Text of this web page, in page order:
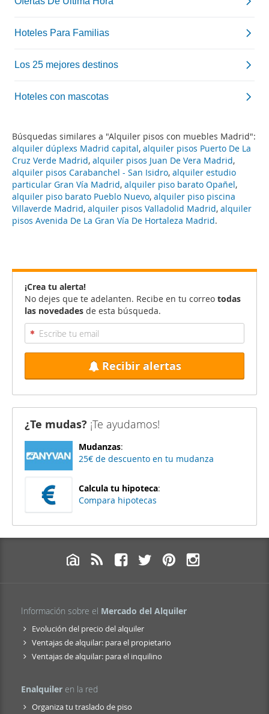
Búsquedas similares a "Alquiler pisos con muebles Madrid":
alquiler dúplexs Madrid capital, alquiler pisos Puerto De La
Cruz Verde Madrid, alquiler pisos Juan De Vera Madrid,
alquiler pisos Carabanchel - San Isidro, alquiler estudio
particular Gran Vía Madrid, alquiler piso barato Opañel,
alquiler piso barato Pueblo Nuevo, alquiler piso piscina
Villaverde Madrid, alquiler pisos Valladolid Madrid, alquiler
pisos Avenida De La Gran Vía De Hortaleza Madrid.
¡Crea tu alerta!
No dejes que te adelanten. Recibe en tu correo todas
las novedades de esta búsqueda.
Recibir alertas
¿Te mudas? ¡Te ayudamos!
Mudanzas:
25€ de descuento en tu mudanza
Calcula tu hipoteca:
Compara hipotecas
Información sobre el Mercado del Alquiler
Evolución del precio del alquiler
Ventajas de alquilar: para el propietario
Ventajas de alquilar: para el inquilino
Enalquiler en la red
Organiza tu traslado de piso